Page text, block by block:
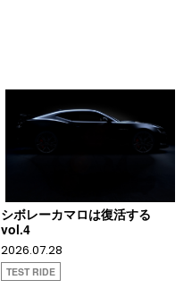
シボレーカマロは復活する
vol.4
2026.07.28
TEST RIDE